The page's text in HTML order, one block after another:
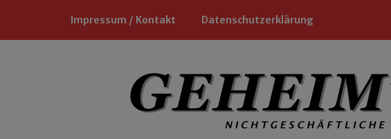
Impressum / Kontakt Datenschutzerklärung